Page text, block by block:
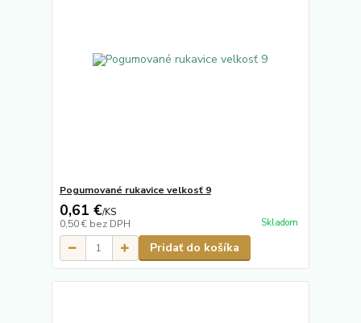
Pogumované rukavice velkosť 9
0,61 €/KS
0,50 € bez DPH Skladom
Pridať do košíka